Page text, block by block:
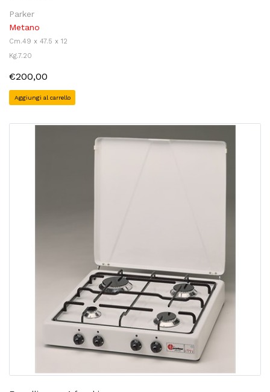
Parker
Metano
Cm.49 x 47.5 x 12
Kg.7.20
€200,00
Aggiungi al carrello